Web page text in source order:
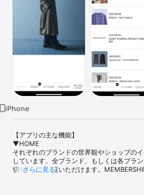
iPhone
【アプリの主な機能】
▼HOME
それぞれのブランドの世界観やショップの
しています。全ブランド、もしくは各ブラ
切り替えてご覧いただけます。
さらに見る